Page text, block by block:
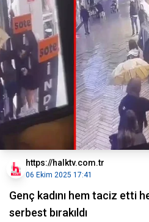
https://halktv.com.tr
06 Ekim 2025 17:41
Genç kadını hem taciz etti
serbest bırakıldı